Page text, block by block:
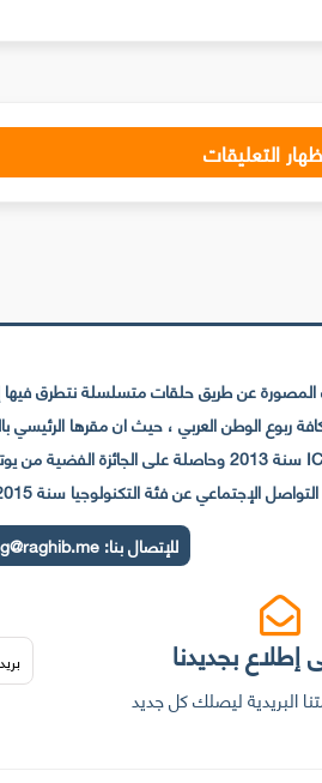
التعليقات
عن طريق حلقات متسلسلة نتطرق فيها
عن فئة التكنولوجيا سنة 2015 وهو الموقع التقني الاول في المغرب والعالم العربي
للإتصال بنا:
بجديدنا
البريدية ليصلك كل جديد